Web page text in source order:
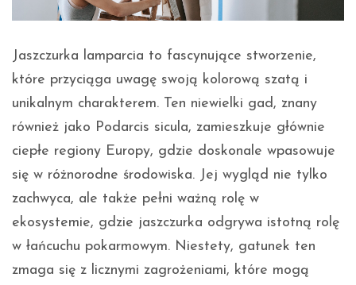
Jaszczurka lamparcia to fascynujące stworzenie,
które przyciąga uwagę swoją kolorową szatą i
unikalnym charakterem. Ten niewielki gad, znany
również jako Podarcis sicula, zamieszkuje głównie
ciepłe regiony Europy, gdzie doskonale wpasowuje
się w różnorodne środowiska. Jej wygląd nie tylko
zachwyca, ale także pełni ważną rolę w
ekosystemie, gdzie jaszczurka odgrywa istotną rolę
w łańcuchu pokarmowym. Niestety, gatunek ten
zmaga się z licznymi zagrożeniami, które mogą